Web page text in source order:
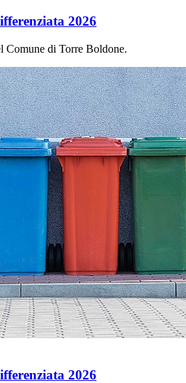
2026
Comune di Torre Boldone.
2026